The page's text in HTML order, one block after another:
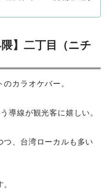
隈】二丁目（ニチ
カラオケバー。
導線が観光客に嬉しい。
つ、台湾ローカルも多い